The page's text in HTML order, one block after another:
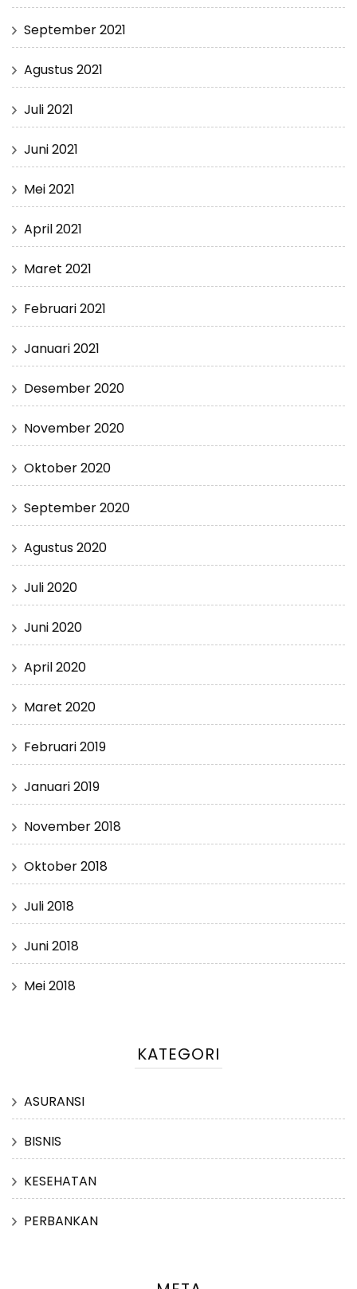
September 2021
Agustus 2021
Juli 2021
Juni 2021
Mei 2021
April 2021
Maret 2021
Februari 2021
Januari 2021
Desember 2020
November 2020
Oktober 2020
September 2020
Agustus 2020
Juli 2020
Juni 2020
April 2020
Maret 2020
Februari 2019
Januari 2019
November 2018
Oktober 2018
Juli 2018
Juni 2018
Mei 2018
KATEGORI
ASURANSI
BISNIS
KESEHATAN
PERBANKAN